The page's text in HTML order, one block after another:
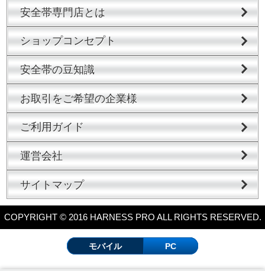
安全帯専門店とは
ショップコンセプト
安全帯の豆知識
お取引をご希望の企業様
ご利用ガイド
運営会社
サイトマップ
COPYRIGHT © 2016 HARNESS PRO ALL RIGHTS RESERVED.
モバイル PC